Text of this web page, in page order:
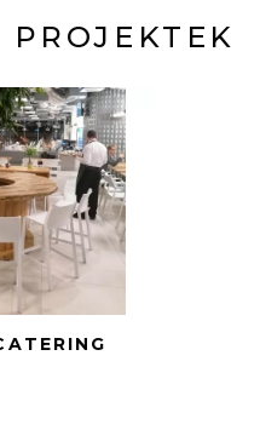
PROJEKTEK